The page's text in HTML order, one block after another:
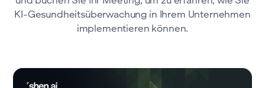
KI-Gesundheitsüberwachung in Ihrem Unternehmen
implementieren können.